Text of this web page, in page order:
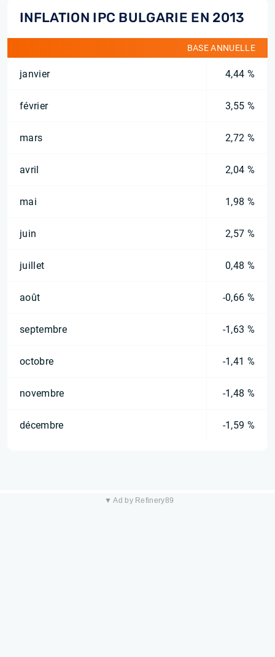
INFLATION IPC BULGARIE EN 2013
BASE ANNUELLE
janvier 4,44 %
février 3,55 %
mars 2,72 %
avril 2,04 %
mai 1,98 %
juin 2,57 %
juillet 0,48 %
août -0,66 %
septembre -1,63 %
octobre -1,41 %
novembre -1,48 %
décembre -1,59 %
▼ Ad by Refinery89